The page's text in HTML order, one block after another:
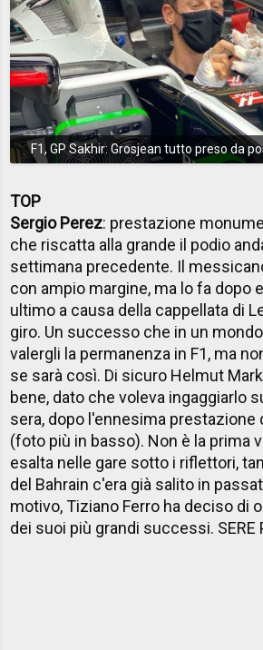
F1, GP Sakhir: Grosjean tutto preso da
TOP
Sergio Perez: prestazione
che riscatta alla grande il podio
settimana precedente. Il
con ampio margine, ma lo fa dopo
ultimo a causa della cappellata di
giro. Un successo che in un
valergli la permanenza in F1, ma
se sarà così. Di sicuro Helmut
bene, dato che voleva ingaggiarlo
sera, dopo l'ennesima prestazione
(foto più in basso). Non è la prima
esalta nelle gare sotto i riflettori,
del Bahrain c'era già salito in
motivo, Tiziano Ferro ha deciso di
dei suoi più grandi successi. SERE